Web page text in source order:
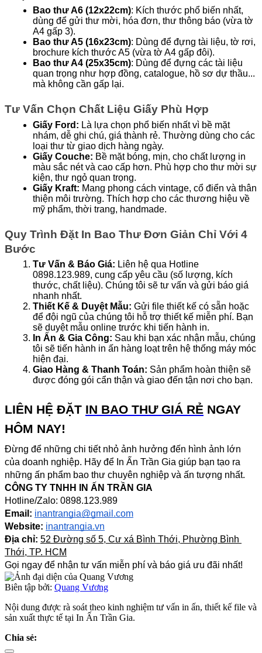
Bao thư A6 (12x22cm): Kích thước phổ biến nhất,
dùng để gửi thư mời, hóa đơn, thư thông báo (vừa tờ
A4 gấp 3).
Bao thư A5 (16x23cm): Dùng để đựng tài liệu, tờ rơi,
brochure kích thước A5 (vừa tờ A4 gấp đôi).
Bao thư A4 (25x35cm): Dùng để đựng các tài liệu
quan trọng như hợp đồng, catalogue, hồ sơ dự thầu...
mà không cần gấp lại.
Tư Vấn Chọn Chất Liệu Giấy Phù Hợp
Giấy Ford: Là lựa chọn phổ biến nhất vì bề mặt
nhám, dễ ghi chú, giá thành rẻ. Thường dùng cho các
loại thư từ giao dịch hàng ngày.
Giấy Couche: Bề mặt bóng, mịn, cho chất lượng in
màu sắc nét và cao cấp hơn. Phù hợp cho thư mời sự
kiện, thư ngỏ quan trọng.
Giấy Kraft: Mang phong cách vintage, cổ điển và thân
thiện môi trường. Thích hợp cho các thương hiệu về
mỹ phẩm, thời trang, handmade.
Quy Trình Đặt In Bao Thư Đơn Giản Chỉ Với 4
Bước
Tư Vấn & Báo Giá: Liên hệ qua Hotline
0898.123.989, cung cấp yêu cầu (số lượng, kích
thước, chất liệu). Chúng tôi sẽ tư vấn và gửi báo giá
nhanh nhất.
Thiết Kế & Duyệt Mẫu: Gửi file thiết kế có sẵn hoặc
để đội ngũ của chúng tôi hỗ trợ thiết kế miễn phí. Bạn
sẽ duyệt mẫu online trước khi tiến hành in.
In Ấn & Gia Công: Sau khi bạn xác nhận mẫu, chúng
tôi sẽ tiến hành in ấn hàng loạt trên hệ thống máy móc
hiện đại.
Giao Hàng & Thanh Toán: Sản phẩm hoàn thiện sẽ
được đóng gói cẩn thận và giao đến tận nơi cho bạn.
LIÊN HỆ ĐẶT IN BAO THƯ GIÁ RẺ NGAY
HÔM NAY!
Đừng để những chi tiết nhỏ ảnh hưởng đến hình ảnh lớn
của doanh nghiệp. Hãy để In Ấn Trần Gia giúp bạn tạo ra
những ấn phẩm bao thư chuyên nghiệp và ấn tượng nhất.
CÔNG TY TNHH IN ẤN TRẦN GIA
Hotline/Zalo: 0898.123.989
Email: inantrangia@gmail.com
Website: inantrangia.vn
Địa chỉ: 52 Đường số 5, Cư xá Bình Thới, Phường Bình
Thới, TP. HCM
Gọi ngay để nhận tư vấn miễn phí và báo giá ưu đãi nhất!
Biên tập bởi: Quang Vương
Nội dung được rà soát theo kinh nghiệm tư vấn in ấn, thiết kế file và
sản xuất thực tế tại In Ấn Trần Gia.
Chia sẻ: